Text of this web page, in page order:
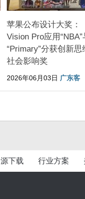
苹果公布设计大奖：
Vision Pro应用“NBA”
“Primary”分获创新思
社会影响奖
2026年06月03日 广东客
下载 行业方案